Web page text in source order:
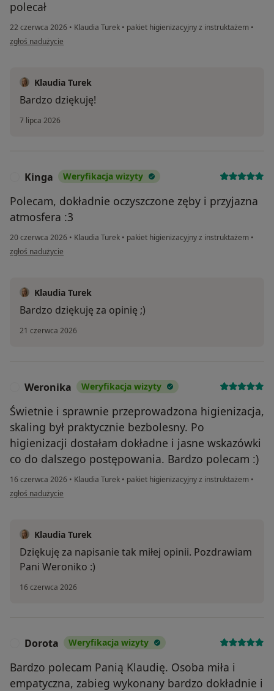
polecał
22 czerwca 2026 • Klaudia Turek • pakiet higienizacyjny z instruktażem •
w opinii użytkownika Sławek
zgłoś nadużycie
Klaudia Turek
Bardzo dziękuję!
7 lipca 2026
Kinga Weryfikacja wizyty
Polecam, dokładnie oczyszczone zęby i przyjazna
atmosfera :3
20 czerwca 2026 • Klaudia Turek • pakiet higienizacyjny z instruktażem •
w opinii użytkownika Kinga
zgłoś nadużycie
Klaudia Turek
Bardzo dziękuję za opinię ;)
21 czerwca 2026
Weronika Weryfikacja wizyty
Świetnie i sprawnie przeprowadzona higienizacja,
skaling był praktycznie bezbolesny. Po
higienizacji dostałam dokładne i jasne wskazówki
co do dalszego postępowania. Bardzo polecam :)
16 czerwca 2026 • Klaudia Turek • pakiet higienizacyjny z instruktażem •
w opinii użytkownika Weronika
zgłoś nadużycie
Klaudia Turek
Dziękuję za napisanie tak miłej opinii. Pozdrawiam
Pani Weroniko :)
16 czerwca 2026
Dorota Weryfikacja wizyty
Bardzo polecam Panią Klaudię. Osoba miła i
empatyczna, zabieg wykonany bardzo dokładnie i